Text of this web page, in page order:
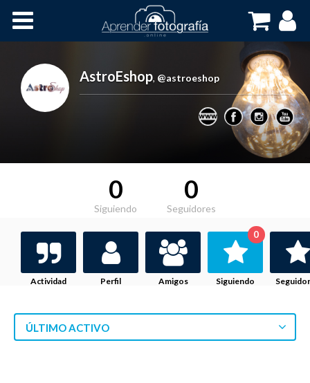
Cursos OnLine
AstroEshop, @astroeshop
0
Siguiendo
0
Seguidores
Actividad Perfil Amigos Siguiendo
0
ÚLTIMO ACTIVO